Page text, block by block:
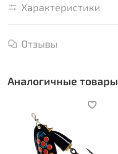
Характеристики
Отзывы
Аналогичные товары